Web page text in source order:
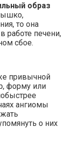
образ
то она
работе печени,
сбое.
привычной
форму или
ангиомы
о них